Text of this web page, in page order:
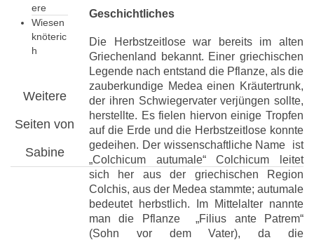
Geschichtliches
Die Herbstzeitlose war bereits im alten
Griechenland bekannt. Einer griechischen
Legende nach entstand die Pflanze, als die
zauberkundige Medea einen Kräutertrunk,
der ihren Schwiegervater verjüngen sollte,
herstellte. Es fielen hiervon einige Tropfen
auf die Erde und die Herbstzeitlose konnte
gedeihen. Der wissenschaftliche Name ist
„Colchicum autumale“ Colchicum leitet
sich her aus der griechischen Region
Colchis, aus der Medea stammte; autumale
bedeutet herbstlich. Im Mittelalter nannte
man die Pflanze „Filius ante Patrem“
(Sohn vor dem Vater), da die
ere
Wiesen
knöteric
h
Weitere
Seiten von
Sabine